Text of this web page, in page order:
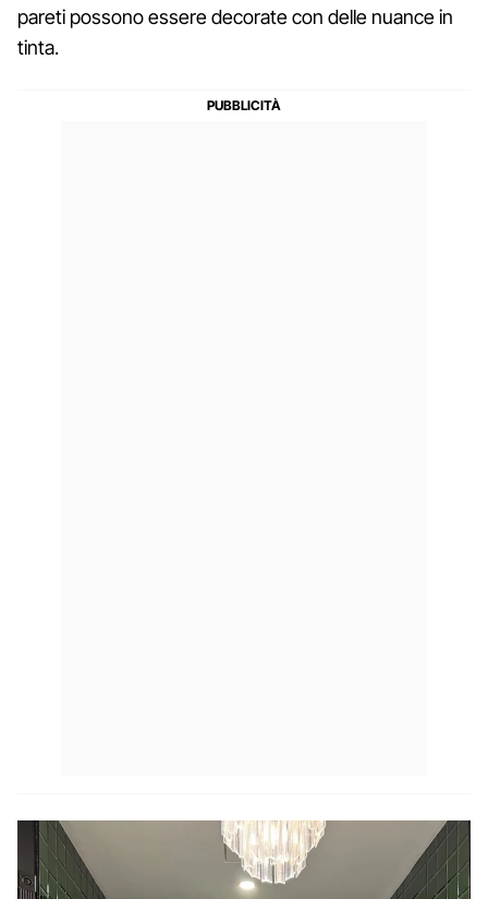
pareti possono essere decorate con delle nuance in
tinta.